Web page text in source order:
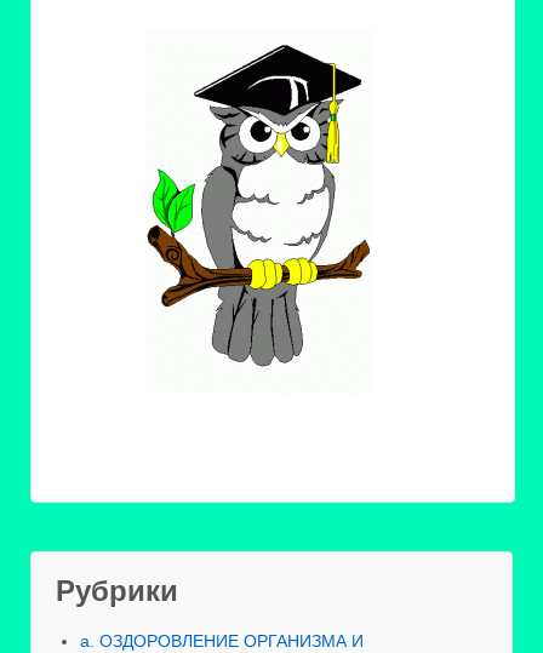
Рубрики
а. ОЗДОРОВЛЕНИЕ ОРГАНИЗМА И